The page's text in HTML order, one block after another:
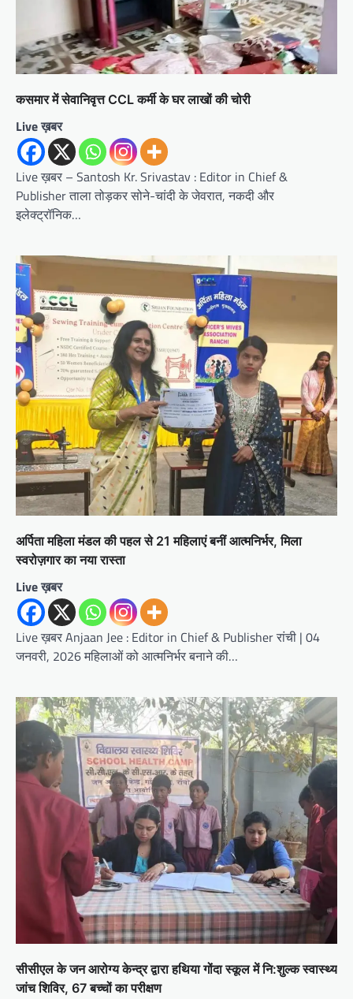
कसमार में सेवानिवृत्त CCL कर्मी के घर लाखों की चोरी
Live ख़बर
Live ख़बर – Santosh Kr. Srivastav : Editor in Chief &
Publisher ताला तोड़कर सोने-चांदी के जेवरात, नकदी और
इलेक्ट्रॉनिक…
अर्पिता महिला मंडल की पहल से 21 महिलाएं बनीं आत्मनिर्भर, मिला
स्वरोज़गार का नया रास्ता
Live ख़बर
Live ख़बर Anjaan Jee : Editor in Chief & Publisher रांची | 04
जनवरी, 2026 महिलाओं को आत्मनिर्भर बनाने की…
सीसीएल के जन आरोग्य केन्द्र द्वारा हथिया गोंदा स्कूल में नि:शुल्क स्वास्थ्य
जांच शिविर, 67 बच्चों का परीक्षण